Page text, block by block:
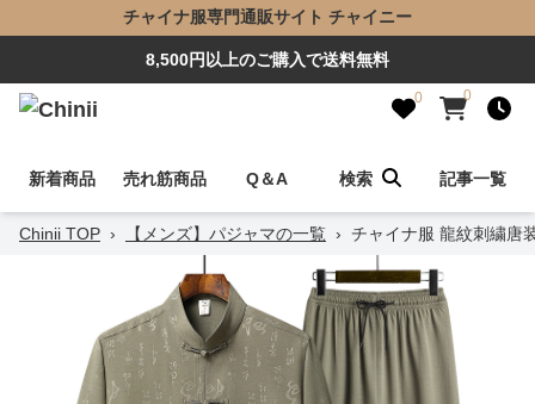
チャイナ服専門通販サイト チャイニー
8,500円以上のご購入で送料無料
0 0
新着商品 売れ筋商品 Q＆A 検索 記事一覧
Chinii TOP › 【メンズ】パジャマの一覧 › チャイナ服 龍紋刺繍唐